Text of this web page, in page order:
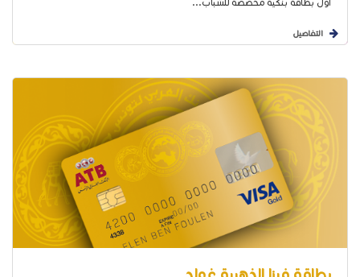
أول بطاقة بنكية مخصصة للشباب...
التفاصيل